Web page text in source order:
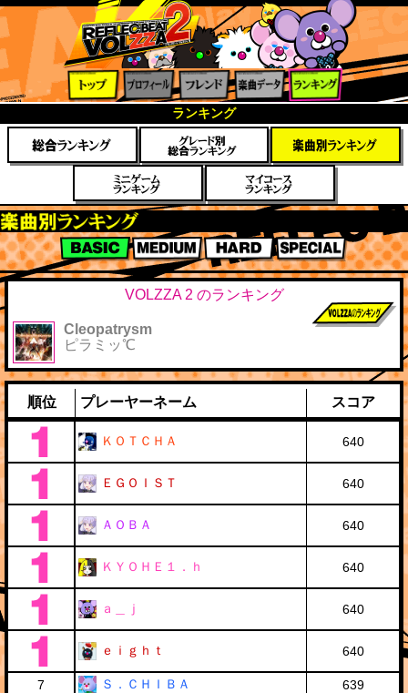
ィール
フレン
ド
楽曲デ
ータ
ング
ランキング
楽曲別スコアランキング
BASIC MEDIUM HARD SPECIAL
VOLZZA 2 のランキング
Cleopatrysm
ピラミッ℃
順位 プレーヤーネーム スコア
ＫＯＴＣＨＡ 640
ＥＧＯＩＳＴ 640
ＡＯＢＡ 640
ＫＹＯＨＥ１．ｈ 640
ａ＿ｊ 640
ｅｉｇｈｔ 640
7 Ｓ．ＣＨＩＢＡ
639